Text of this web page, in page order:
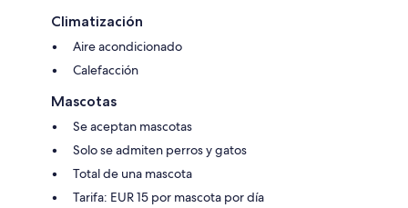
Climatización
Aire acondicionado
Calefacción
Mascotas
Se aceptan mascotas
Solo se admiten perros y gatos
Total de una mascota
Tarifa: EUR 15 por mascota por día